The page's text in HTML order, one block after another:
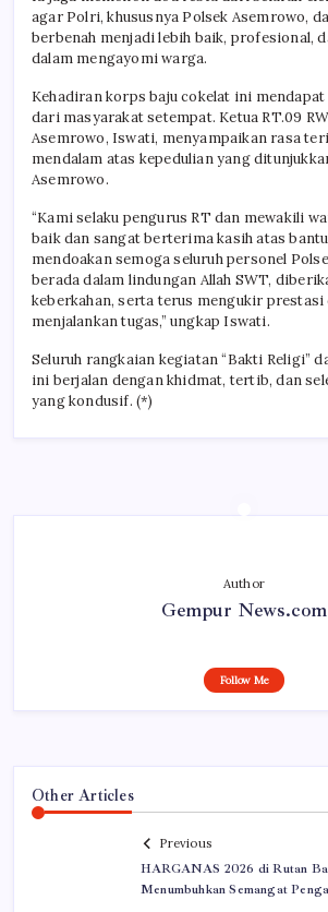
agar Polri, khususnya Polsek Asemrowo,
berbenah menjadi lebih baik, profesional,
dalam mengayomi warga.
Kehadiran korps baju cokelat ini
dari masyarakat setempat. Ketua RT.09
Asemrowo, Iswati, menyampaikan rasa
mendalam atas kepedulian yang
Asemrowo.
“Kami selaku pengurus RT dan mewakili
baik dan sangat berterima kasih atas
mendoakan semoga seluruh personel
berada dalam lindungan Allah SWT,
keberkahan, serta terus mengukir prestasi
menjalankan tugas,” ungkap Iswati.
Seluruh rangkaian kegiatan “Bakti Religi”
ini berjalan dengan khidmat, tertib, dan
yang kondusif. (*)
Author
Gempur News.com
Follow Me
Other Articles
Previous
HARGANAS 2026 di Rutan
Menumbuhkan Semangat